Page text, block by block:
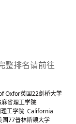
排名请前往
Oxfor英国22剑桥大学
麻省理工学院
工学院 California
国77普林斯顿大学